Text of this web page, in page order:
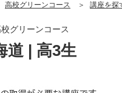
高校グリーンコース 講座を探
道 | 高3生
グリーンコース